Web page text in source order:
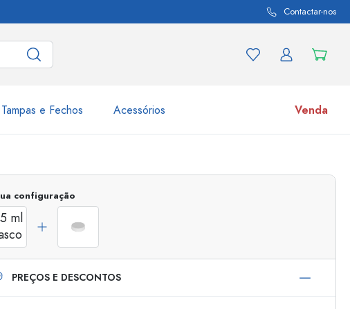
Contactar-nos
Tampas e Fechos Acessórios Venda
Airless
roll-on
Frascos
configuração
PREÇOS E DESCONTOS